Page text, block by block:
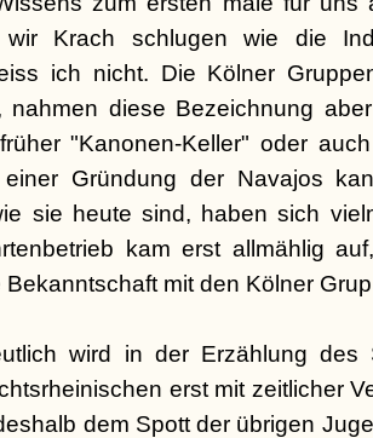
Krach schlugen wie die
ich nicht. Die Kölner
nahmen diese Bezeichnung
"Kanonen-Keller" oder
einer Gründung der Navajos
sie heute sind, haben sich
kam erst allmählig
Bekanntschaft mit den Kölner
wird in der Erzählung
erst mit zeitlicher
dem Spott der übrigen